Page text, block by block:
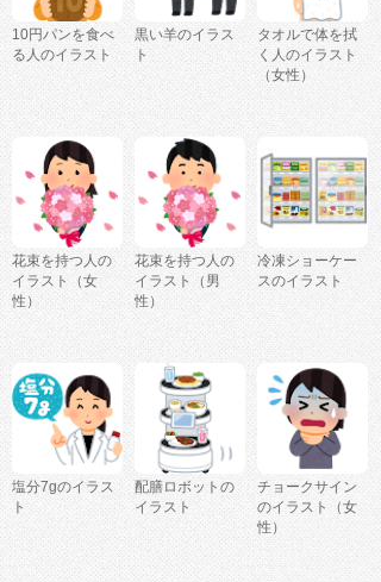
10円パンを食べ
る人のイラスト
黒い羊のイラス
ト
タオルで体を拭
く人のイラスト
（女性）
花束を持つ人の
イラスト（女
性）
花束を持つ人の
イラスト（男
性）
冷凍ショーケー
スのイラスト
塩分7gのイラス
ト
配膳ロボットの
イラスト
チョークサイン
のイラスト（女
性）